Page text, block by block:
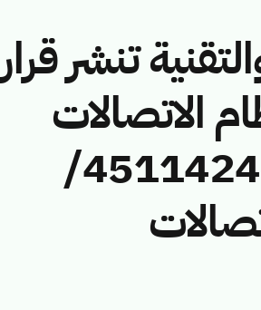
تنشر قرار
الاتصالات
وتقنية المعلومات رقم (45114245/